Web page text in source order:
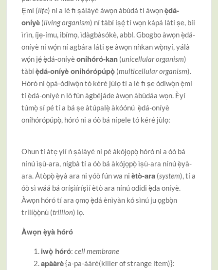
Ẹ̀mí (life) ni a lè fi ṣàlàyé àwọn àbùdá tì àwọnẹ̀dá-
oníyè (living organism) ní tàbí iṣẹ́ tí wọn kápá làti ṣe, bíi
ìrìn, íjẹ-ímu, ìbímọ, ìdàgbàsókè, abbl. Gbogbo àwọn ẹ̀dá-
oníyè ni wọ́n ní agbára láti ṣe àwọn nǹkan wọ̀nyí, yálà
wọ́n jẹ́ ẹ̀dá-oníyèoníhóró-kan (unicellular organism)
tàbíẹ̀dá-oníyè oníhórópúpọ̀ (multicellular organism).
Hóró ni ọ̀pá-òdiwọ̀n tó kéré jùlọ tí a lè fi ṣe òdiwọ̀n ẹ̀mí
tí ẹ̀dá-oníyè n lò fún àgbéjáde àwọn àbùdáa wọn. Èyí
túmọ̀ sí pé tí a bá ṣe àtúpalẹ̀ àkóónú ẹ̀dá-oníyè
oníhórópúpọ̀, hóró ni a óò bá nípele tó kéré jùlọ:
Ohun tí àtẹ yìí ń ṣàlàyé ni pé àkójọpọ̀ hóró ni a óò bá
nínú ìṣù-ara, nígbà tí a óò bá àkójọpọ̀ ìṣù-ara nínú ẹ̀yà-
ara. Àtòpọ̀ ẹ̀yà ara ni yóò fún wa niètò-ara (system), tí a
óò sì wáá bá oríṣìíríṣìí ètò ara nínú odidi ẹ̀da oníyè.
Àwọn hóró tí ara ọmọ ẹ̀dá ènìyàn kó sìnú ju ọgbọ̀n
trílíọ̀ọ̀nù (trillion) lọ.
Àwọn ẹ̀yà hóró
iwọ̀ hóró:cell membrane
apààrè{a-pa-ààrè(killer of strange item)}: